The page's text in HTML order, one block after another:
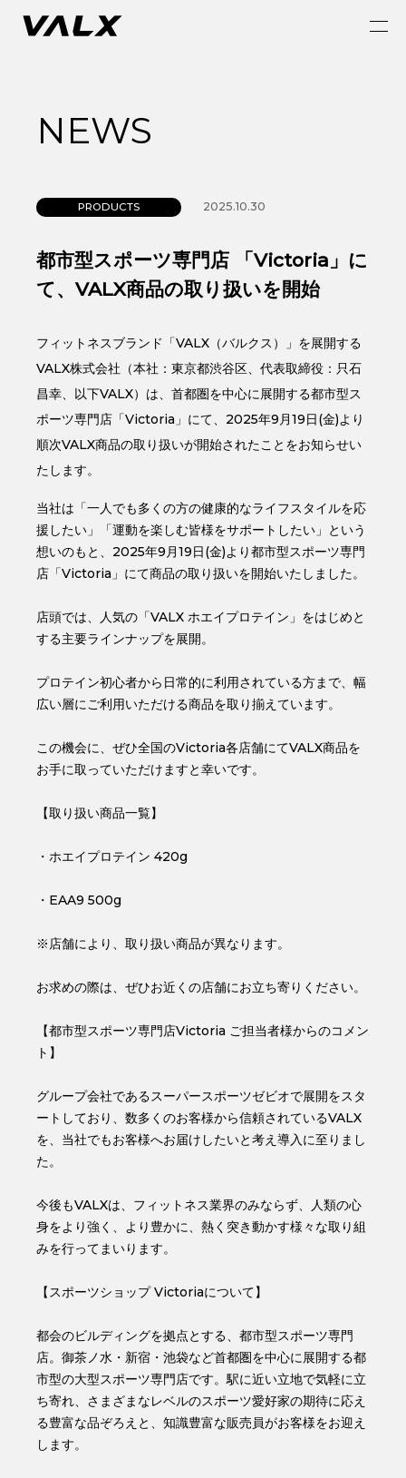
NEWS
PRODUCTS 2025.10.30
都市型スポーツ専門店 「Victoria」に
て、VALX商品の取り扱いを開始
フィットネスブランド「VALX（バルクス）」を展開する
VALX株式会社（本社：東京都渋谷区、代表取締役：只石
昌幸、以下VALX）は、首都圏を中心に展開する都市型ス
ポーツ専門店「Victoria」にて、2025年9月19日(金)より
順次VALX商品の取り扱いが開始されたことをお知らせい
たします。
当社は「一人でも多くの方の健康的なライフスタイルを応
援したい」「運動を楽しむ皆様をサポートしたい」という
想いのもと、2025年9月19日(金)より都市型スポーツ専門
店「Victoria」にて商品の取り扱いを開始いたしました。
店頭では、人気の「VALX ホエイプロテイン」をはじめと
する主要ラインナップを展開。
プロテイン初心者から日常的に利用されている方まで、幅
広い層にご利用いただける商品を取り揃えています。
この機会に、ぜひ全国のVictoria各店舗にてVALX商品を
お手に取っていただけますと幸いです。
【取り扱い商品一覧】
・ホエイプロテイン 420g
・EAA9 500g
※店舗により、取り扱い商品が異なります。
お求めの際は、ぜひお近くの店舗にお立ち寄りください。
【都市型スポーツ専門店Victoria ご担当者様からのコメン
ト】
グループ会社であるスーパースポーツゼビオで展開をスタ
ートしており、数多くのお客様から信頼されているVALX
を、当社でもお客様へお届けしたいと考え導入に至りまし
た。
今後もVALXは、フィットネス業界のみならず、人類の心
身をより強く、より豊かに、熱く突き動かす様々な取り組
みを行ってまいります。
【スポーツショップ Victoriaについて】
都会のビルディングを拠点とする、都市型スポーツ専門
店。御茶ノ水・新宿・池袋など首都圏を中心に展開する都
市型の大型スポーツ専門店です。駅に近い立地で気軽に立
ち寄れ、さまざまなレベルのスポーツ愛好家の期待に応え
る豊富な品ぞろえと、知識豊富な販売員がお客様をお迎え
します。